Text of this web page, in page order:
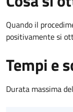
Quando il
positivamente si
Tempi e
Durata massima